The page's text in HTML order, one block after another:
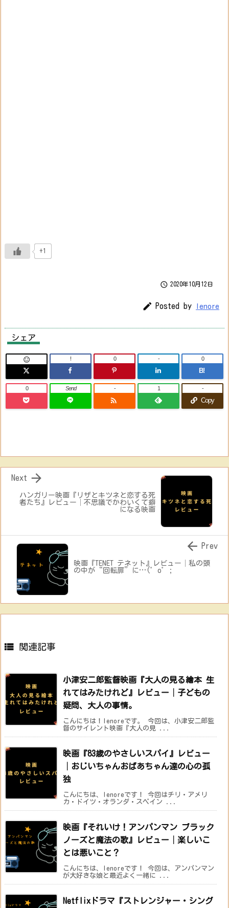
+1
 2020年10月12日
 Posted by lenore
シェア
 ! 0 -
B!
0
0 Send

- 1
Copy
-
ハンガリー映画『リザとキツネと恋する死
者たち』レビュー│不思議でかわいくて癖
になる映画

Next
映画『TENET テネット』レビュー│私の頭
の中が“回転扉”に…(゜o゜;
 Prev
 関連記事
小津安二郎監督映画『大人の見る繪本 生
れてはみたけれど』レビュー│子どもの
疑問、大人の事情。
こんにちは！lenoreです。 今回は、小津安二郎監
督のサイレント映画『大人の見 ...
映画『83歳のやさしいスパイ』レビュー
│おじいちゃんおばあちゃん達の心の孤
独
こんにちは、lenoreです！ 今回はチリ・アメリ
カ・ドイツ・オランダ・スペイン ...
映画『それいけ！アンパンマン ブラック
ノーズと魔法の歌』レビュー│楽しいこ
とは悪いこと？
こんにちは、lenoreです！ 今回は、アンパンマン
が大好きな娘と最近よく一緒に ...
Netflixドラマ『ストレンジャー・シング